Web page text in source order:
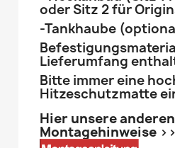
oder Sitz 2 für
-Tankhaube
Lieferumfang
Bitte immer eine
Hitzeschutzmatte
Hier unsere
Montagehinweise